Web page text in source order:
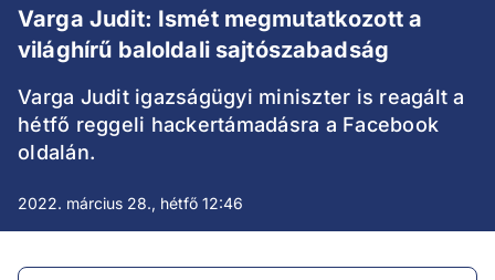
Varga Judit: Ismét megmutatkozott a
világhírű baloldali sajtószabadság
Varga Judit igazságügyi miniszter is reagált a
hétfő reggeli hackertámadásra a Facebook
oldalán.
2022. március 28., hétfő 12:46